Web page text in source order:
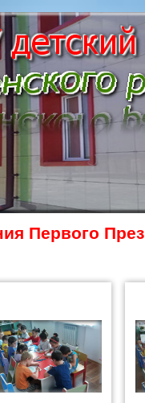
Первого